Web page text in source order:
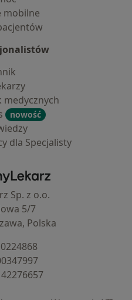
mobilne
medycznych
nowość
dla Specjalisty
ZnanyLekarz - Strona główna
Sp. z o.o.
5/7
Polska